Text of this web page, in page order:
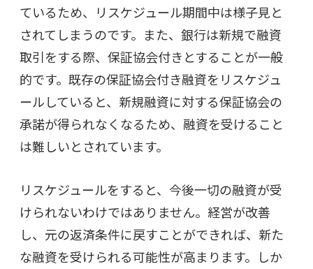
ているため、リスケジュール期間中は様子見と
されてしまうのです。また、銀行は新規で融資
取引をする際、保証協会付きとすることが一般
的です。既存の保証協会付き融資をリスケジュ
ールしていると、新規融資に対する保証協会の
承諾が得られなくなるため、融資を受けること
は難しいとされています。
リスケジュールをすると、今後一切の融資が受
けられないわけではありません。経営が改善
し、元の返済条件に戻すことができれば、新た
な融資を受けられる可能性が高まります。しか